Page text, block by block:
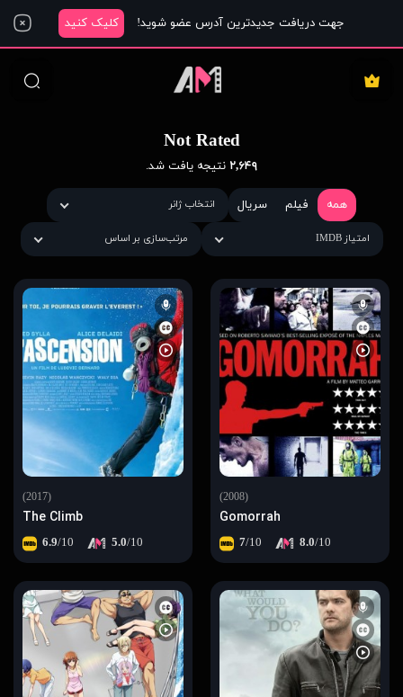
جهت دریافت جدیدترین آدرس عضو شوید! کلیک کنید
Not Rated
۲,۶۴۹ نتیجه یافت شد.
همه فیلم سریال انتخاب ژانر
امتیاز IMDB مرتب‌سازی بر اساس
(2008)
Gomorrah
7/10 8.0/10
(2017)
The Climb
6.9/10 5.0/10